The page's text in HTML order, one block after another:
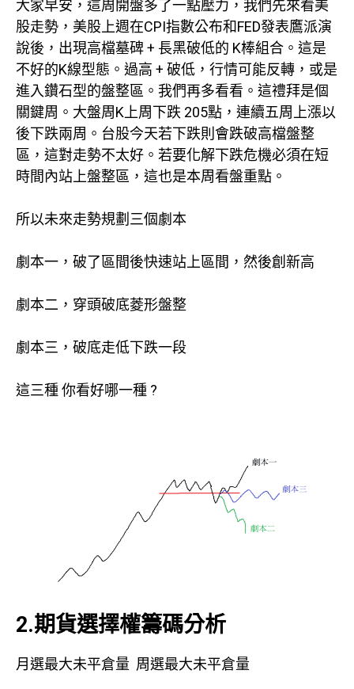
大家早安，這周開盤多了一點壓力，我們先來看美
股走勢，美股上週在CPI指數公布和FED發表鷹派演
說後，出現高檔墓碑 + 長黑破低的 K棒組合。這是
不好的K線型態。過高 + 破低，行情可能反轉，或是
進入鑽石型的盤整區。我們再多看看。這禮拜是個
關鍵周。大盤周K上周下跌 205點，連續五周上漲以
後下跌兩周。台股今天若下跌則會跌破高檔盤整
區，這對走勢不太好。若要化解下跌危機必須在短
時間內站上盤整區，這也是本周看盤重點。
所以未來走勢規劃三個劇本
劇本一，破了區間後快速站上區間，然後創新高
劇本二，穿頭破底菱形盤整
劇本三，破底走低下跌一段
這三種 你看好哪一種 ?
2.期貨選擇權籌碼分析
月選最大未平倉量 周選最大未平倉量